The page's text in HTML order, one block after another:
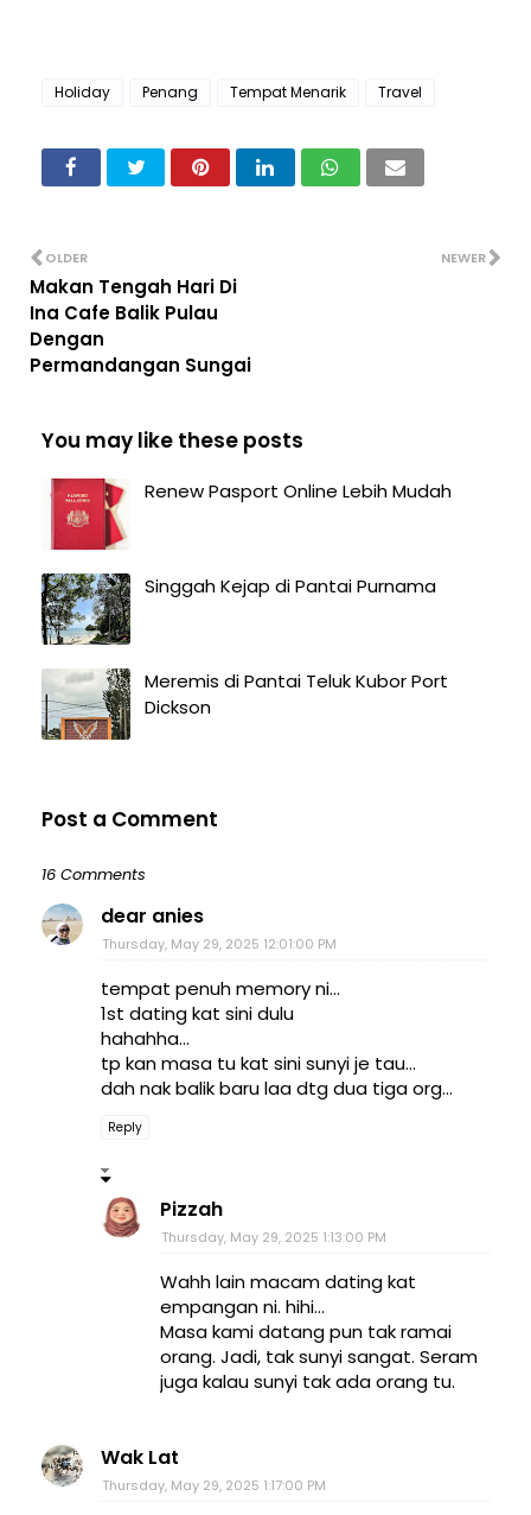
Holiday Penang Tempat Menarik Travel
NEWER
OLDER
Makan Tengah Hari Di
Ina Cafe Balik Pulau
Dengan
Permandangan Sungai
You may like these posts
Renew Pasport Online Lebih Mudah
Singgah Kejap di Pantai Purnama
Meremis di Pantai Teluk Kubor Port
Dickson
Post a Comment
16 Comments
dear anies
Thursday, May 29, 2025 12:01:00 PM
tempat penuh memory ni...
1st dating kat sini dulu
hahahha...
tp kan masa tu kat sini sunyi je tau...
dah nak balik baru laa dtg dua tiga org...
Reply
Pizzah
Thursday, May 29, 2025 1:13:00 PM
Wahh lain macam dating kat
empangan ni. hihi...
Masa kami datang pun tak ramai
orang. Jadi, tak sunyi sangat. Seram
juga kalau sunyi tak ada orang tu.
Wak Lat
Thursday, May 29, 2025 1:17:00 PM